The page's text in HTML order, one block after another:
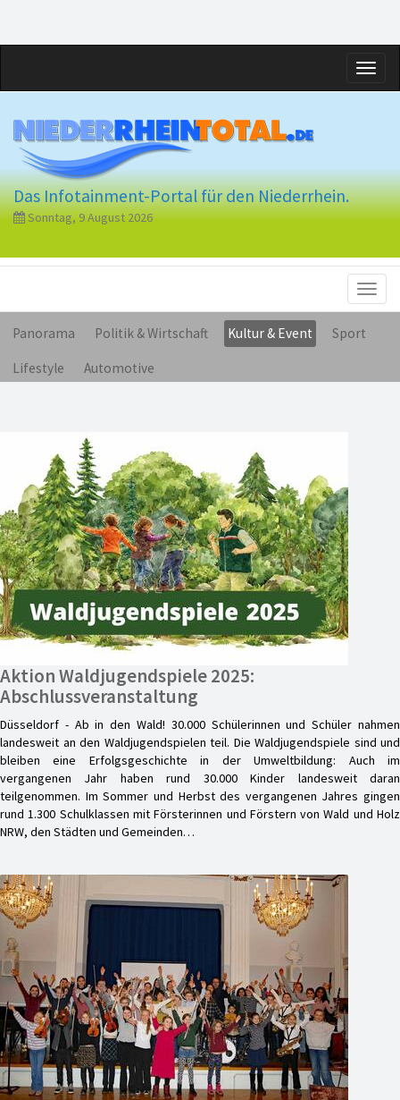
Das Infotainment-Portal für den Niederrhein.
Sonntag, 9 August 2026
Panorama Politik & Wirtschaft Kultur & Event Sport
Lifestyle Automotive
Aktion Waldjugendspiele 2025:
Abschlussveranstaltung
Düsseldorf - Ab in den Wald! 30.000 Schülerinnen und Schüler nahmen
landesweit an den Waldjugendspielen teil. Die Waldjugendspiele sind und
bleiben eine Erfolgsgeschichte in der Umweltbildung: Auch im
vergangenen Jahr haben rund 30.000 Kinder landesweit daran
teilgenommen. Im Sommer und Herbst des vergangenen Jahres gingen
rund 1.300 Schulklassen mit Försterinnen und Förstern von Wald und Holz
NRW, den Städten und Gemeinden…